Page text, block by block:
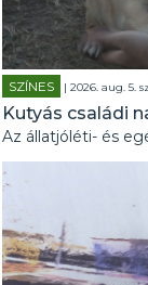
SZÍNES | 2026. aug. 5.
Kutyás családi
Az állatjóléti- és